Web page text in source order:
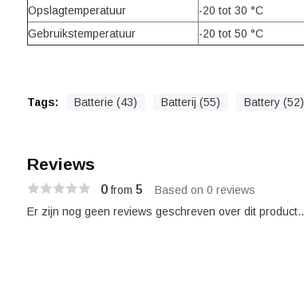
Opslagtemperatuur
-20 tot 30 °C
Gebruikstemperatuur
-20 tot 50 °C
Tags: Batterie (43) Batterij (55) Battery (52)
Reviews
0from 5 Based on 0 reviews
Er zijn nog geen reviews geschreven over dit product..